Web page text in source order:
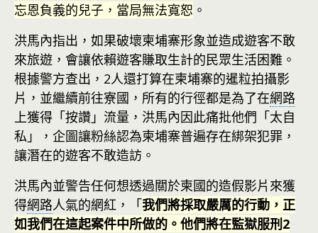
忘恩負義的兒子，當局無法寬恕 。
洪馬內指出，如果破壞柬埔寨形象並造成遊客不敢
來旅遊，會讓依賴遊客賺取生計的民眾生活困難。
根據警方查出，2人還打算在柬埔寨的暹粒拍攝影
片，並繼續前往寮國，所有的行徑都是為了在網路
上獲得「按讚」流量，洪馬內因此痛批他們「太自
私」，企圖讓粉絲認為柬埔寨普遍存在綁架犯罪，
讓潛在的遊客不敢造訪。
洪馬內並警告任何想透過關於柬國的造假影片來獲
得網路人氣的網紅，「我們將採取嚴厲的行動，正
如我們在這起案件中所做的。他們將在監獄服刑2